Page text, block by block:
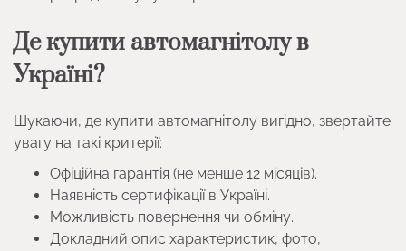
Де купити автомагнітолу в
Україні?
Шукаючи, де купити автомагнітолу вигідно, звертайте
увагу на такі критерії:
Офіційна гарантія (не менше 12 місяців).
Наявність сертифікації в Україні.
Можливість повернення чи обміну.
Докладний опис характеристик, фото,